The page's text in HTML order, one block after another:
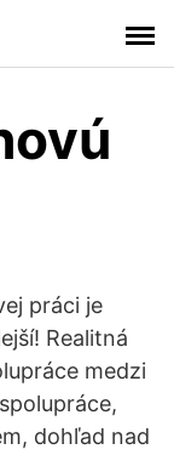
práci je
Realitná
medzi
dohľad nad